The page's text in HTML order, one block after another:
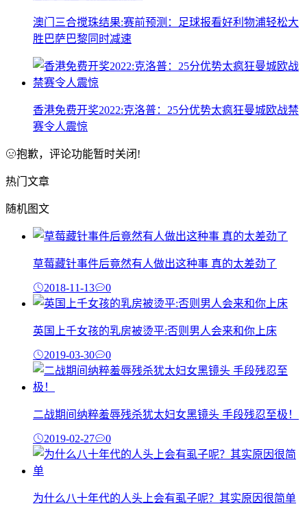
澳门三合搅珠结果:赛前预测：足球报看好利物浦轻松大
胜巴萨巴黎同时减速
香港免费开奖2022:克洛普：25分优势太疯狂曼城欧战禁
赛令人震惊
抱歉，评论功能暂时关闭!
热门文章
随机图文
草莓藏针事件后竟然有人做出这种事 真的太差劲了
2018-11-13 0
英国上千女孩的乳房被烫平:否则男人会来和你上床
2019-03-30 0
二战期间纳粹羞辱残杀犹太妇女黑镜头 手段残忍至极！
2019-02-27 0
为什么八十年代的人头上会有虱子呢？其实原因很简单